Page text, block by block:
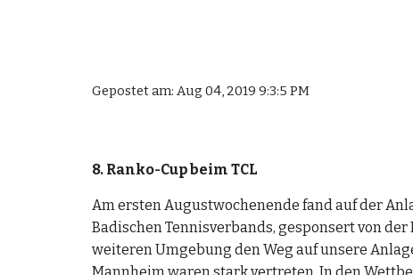
Gepostet am: Aug 04, 2019 9:3:5 PM
8. Ranko-Cup beim TCL
Am ersten Augustwochenende fand auf der
Badischen Tennisverbands, gesponsert von
weiteren Umgebung den Weg auf unsere